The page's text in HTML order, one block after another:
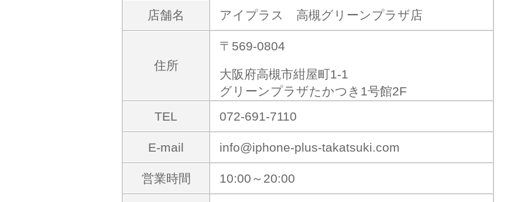
店舗名 アイプラス 高槻グリーンプラザ店
住所
〒569-0804
大阪府高槻市紺屋町1-1
グリーンプラザたかつき1号館2F
TEL
072-691-7110
E-mail info@iphone-plus-takatsuki.com
営業時間 10:00～20:00